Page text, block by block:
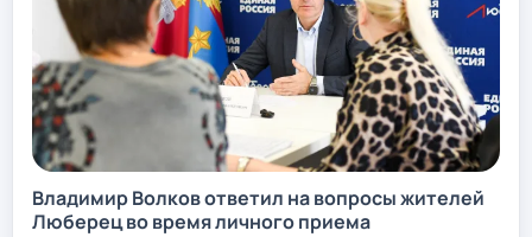
Владимир Волков ответил на вопросы жителей
Люберец во время личного приема